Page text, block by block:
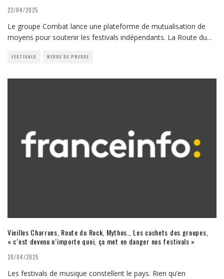
22/04/2025
Le groupe Combat lance une plateforme de mutualisation de
moyens pour soutenir les festivals indépendants. La Route du...
FESTIVALS REVUE DE PRESSE
Vieilles Charrues, Route du Rock, Mythos… Les cachets des groupes,
« c’est devenu n’importe quoi, ça met en danger nos festivals »
20/04/2025
Les festivals de musique constellent le pays. Rien qu’en